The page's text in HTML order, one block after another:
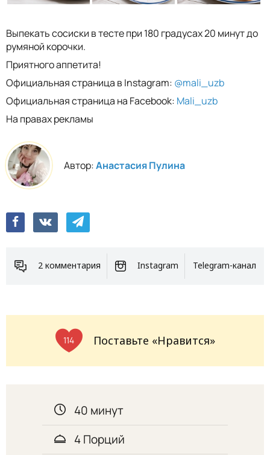
Выпекать сосиски в тесте при 180 градусах 20 минут до
румяной корочки.
Приятного аппетита!
Официальная страница в Instagram: @mali_uzb
Официальная страница на Facebook: Mali_uzb
На правах рекламы
Автор:Анастасия Пулина
2 комментария Instagram Telegram-канал
114 Поставьте «Нравится»
40 минут
4 Порций